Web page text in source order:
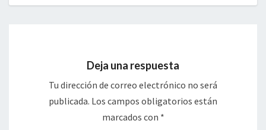
Deja una respuesta
Tu dirección de correo electrónico no será
publicada. Los campos obligatorios están
marcados con *